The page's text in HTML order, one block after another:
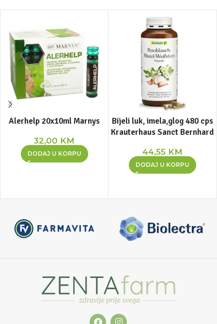
Alerhelp 20x10ml Marnys
32,00 KM
DODAJ U KORPU
Bijeli luk, imela,glog 480 cps
Krauterhaus Sanct Bernhard
44,55 KM
DODAJ U KORPU